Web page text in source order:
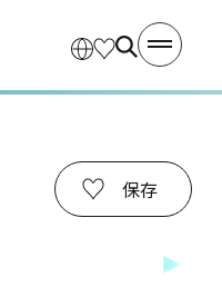
保存